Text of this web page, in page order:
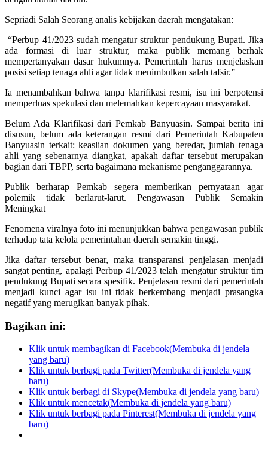
Sepriadi Salah Seorang analis kebijakan daerah mengatakan:
“Perbup 41/2023 sudah mengatur struktur pendukung Bupati. Jika
ada formasi di luar struktur, maka publik memang berhak
mempertanyakan dasar hukumnya. Pemerintah harus menjelaskan
posisi setiap tenaga ahli agar tidak menimbulkan salah tafsir.”
Ia menambahkan bahwa tanpa klarifikasi resmi, isu ini berpotensi
memperluas spekulasi dan melemahkan kepercayaan masyarakat.
Belum Ada Klarifikasi dari Pemkab Banyuasin. Sampai berita ini
disusun, belum ada keterangan resmi dari Pemerintah Kabupaten
Banyuasin terkait: keaslian dokumen yang beredar, jumlah tenaga
ahli yang sebenarnya diangkat, apakah daftar tersebut merupakan
bagian dari TBPP, serta bagaimana mekanisme penganggarannya.
Publik berharap Pemkab segera memberikan pernyataan agar
polemik tidak berlarut-larut. Pengawasan Publik Semakin
Meningkat
Fenomena viralnya foto ini menunjukkan bahwa pengawasan publik
terhadap tata kelola pemerintahan daerah semakin tinggi.
Jika daftar tersebut benar, maka transparansi penjelasan menjadi
sangat penting, apalagi Perbup 41/2023 telah mengatur struktur tim
pendukung Bupati secara spesifik. Penjelasan resmi dari pemerintah
menjadi kunci agar isu ini tidak berkembang menjadi prasangka
negatif yang merugikan banyak pihak.
Bagikan ini:
Klik untuk membagikan di Facebook(Membuka di jendela
yang baru)
Klik untuk berbagi pada Twitter(Membuka di jendela yang
baru)
Klik untuk berbagi di Skype(Membuka di jendela yang baru)
Klik untuk mencetak(Membuka di jendela yang baru)
Klik untuk berbagi pada Pinterest(Membuka di jendela yang
baru)